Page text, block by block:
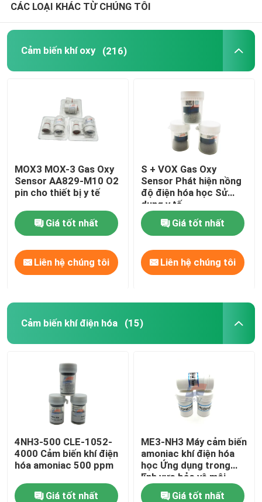
Mô-đun cảm biến khí
CÁC LOẠI KHÁC TỪ CHÚNG TÔI
Cảm biến khí oxy (216)
MOX3 MOX-3 Gas Oxy
Sensor AA829-M10 O2
pin cho thiết bị y tế
Giá tốt nhất
Liên hệ chúng tôi
S + VOX Gas Oxy
Sensor Phát hiện nồng
độ điện hóa học Sử
dụng y tế
Giá tốt nhất
Liên hệ chúng tôi
Cảm biến khí điện hóa (15)
4NH3-500 CLE-1052-
4000 Cảm biến khí điện
hóa amoniac 500 ppm
Giá tốt nhất
ME3-NH3 Máy cảm biến
amoniac khí điện hóa
học Ứng dụng trong
lĩnh vực bảo vệ môi
trường
Giá tốt nhất